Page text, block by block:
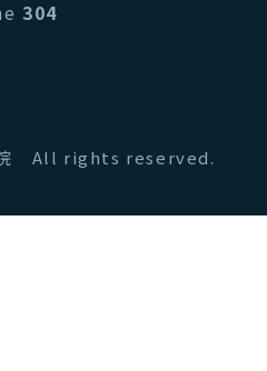
304
院 All rights reserved.